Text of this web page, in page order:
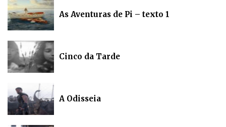
As Aventuras de Pi – texto 1
Cinco da Tarde
A Odisseia